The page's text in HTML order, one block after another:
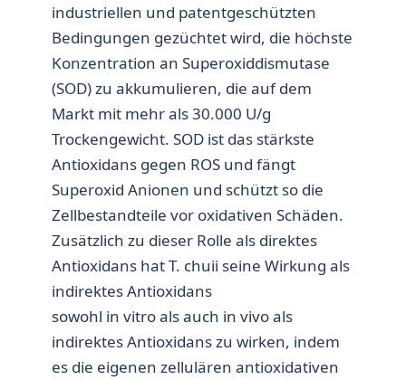
industriellen und patentgeschützten
Bedingungen gezüchtet wird, die höchste
Konzentration an Superoxiddismutase
(SOD) zu akkumulieren, die auf dem
Markt mit mehr als 30.000 U/g
Trockengewicht. SOD ist das stärkste
Antioxidans gegen ROS und fängt
Superoxid Anionen und schützt so die
Zellbestandteile vor oxidativen Schäden.
Zusätzlich zu dieser Rolle als direktes
Antioxidans hat T. chuii seine Wirkung als
indirektes Antioxidans
sowohl in vitro als auch in vivo als
indirektes Antioxidans zu wirken, indem
es die eigenen zellulären antioxidativen